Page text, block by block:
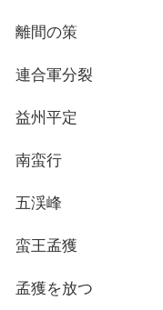
離間の策
連合軍分裂
益州平定
南蛮行
五渓峰
蛮王孟獲
孟獲を放つ